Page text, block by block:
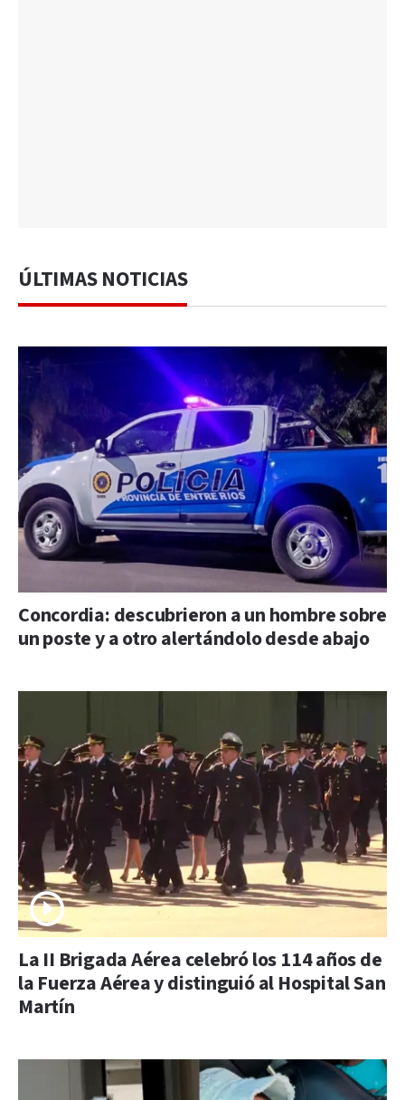
ÚLTIMAS NOTICIAS
Concordia: descubrieron a un hombre sobre
un poste y a otro alertándolo desde abajo
La II Brigada Aérea celebró los 114 años de
la Fuerza Aérea y distinguió al Hospital San
Martín